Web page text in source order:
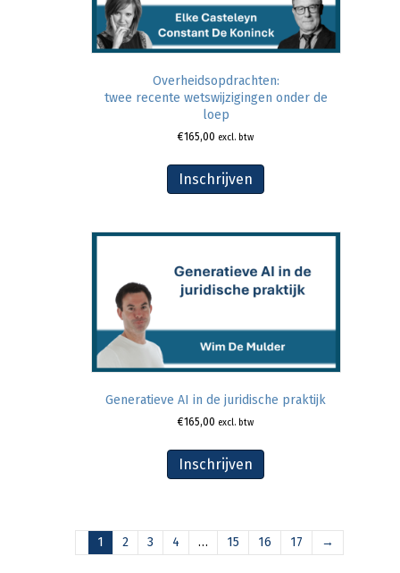
Overheidsopdrachten:
twee recente wetswijzigingen onder de
loep
€165,00 excl. btw
Inschrijven
Generatieve AI in de juridische praktijk
€165,00 excl. btw
Inschrijven
1 2 3 4 … 15 16 17 →